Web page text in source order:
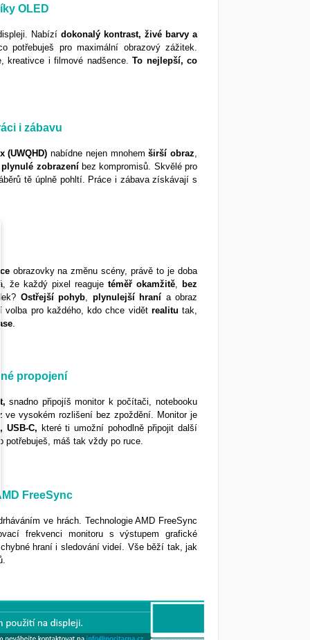
OLED
Nabízí dokonalý kontrast, živé barvy a
potřebuješ pro maximální obrazový zážitek.
kreativce i filmové nadšence.To nejlepší, co
i zábavu
(UWQHD) nabídne nejen mnohemširší obraz
plynulé zobrazeníbez kompromisů. Skvělé pro
tě úplně pohltí. Práce i zábava získávají s
obrazovky na změnu scény, právě to je doba
že každý pixel reaguje téměř okamžitě
bez
Ostřejší pohyb plynulejší hraní a obraz
volba pro každého, kdo chce vidět realitu tak,
propojení
snadno připojíš monitor k počítači, notebooku
ve vysokém rozlišení bez zpoždění. Monitor je
USB-C, které ti umožní pohodlně připojit další
potřebuješ, máš tak vždy po ruce.
FreeSync
ve hrách. Technologie AMD FreeSync
frekvenci monitoru s výstupem grafické
hraní i sledování videí. Vše běží tak, jak